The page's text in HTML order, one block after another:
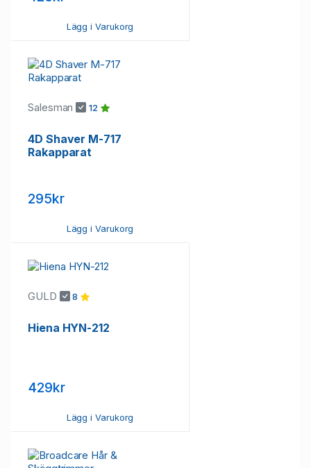
Lägg i Varukorg
Salesman 12
4D Shaver M-717
Rakapparat
295kr
Lägg i Varukorg
GULD 8
Hiena HYN-212
429kr
Lägg i Varukorg